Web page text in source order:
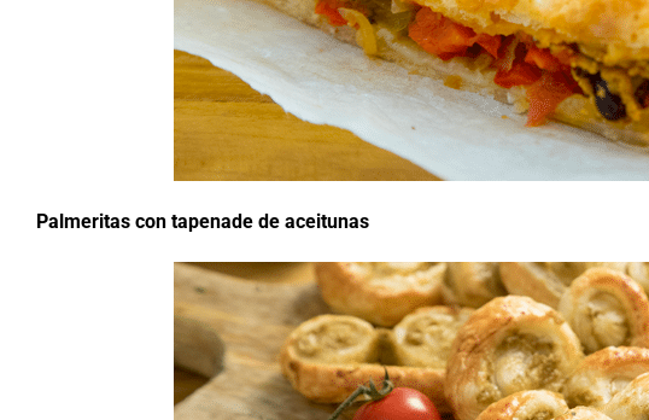
Palmeritas con tapenade de aceitunas